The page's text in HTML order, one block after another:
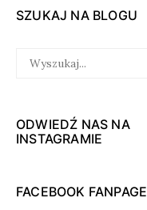
SZUKAJ NA BLOGU
FOR:
ODWIEDŹ NAS NA
INSTAGRAMIE
FACEBOOK FANPAGE